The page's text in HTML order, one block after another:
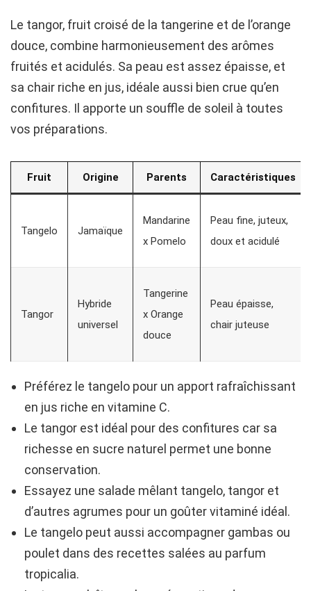
Le tangor, fruit croisé de la tangerine et de l’orange
douce, combine harmonieusement des arômes
fruités et acidulés. Sa peau est assez épaisse, et
sa chair riche en jus, idéale aussi bien crue qu’en
confitures. Il apporte un souffle de soleil à toutes
vos préparations.
Fruit Origine Parents Caractéristiques
Tangelo Jamaïque
Mandarine
x Pomelo
Peau fine, juteux,
doux et acidulé
Tangor
Hybride
universel
Tangerine
x Orange
douce
Peau épaisse,
chair juteuse
Préférez le tangelo pour un apport rafraîchissant
en jus riche en vitamine C.
Le tangor est idéal pour des confitures car sa
richesse en sucre naturel permet une bonne
conservation.
Essayez une salade mêlant tangelo, tangor et
d’autres agrumes pour un goûter vitaminé idéal.
Le tangelo peut aussi accompagner gambas ou
poulet dans des recettes salées au parfum
tropicalia.